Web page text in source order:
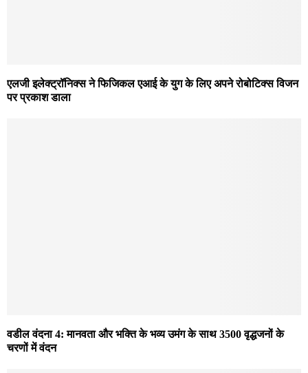
एलजी इलेक्ट्रॉनिक्स ने फिजिकल एआई के युग के लिए अपने रोबोटिक्स विजन
पर प्रकाश डाला
वडील वंदना 4: मानवता और भक्ति के भव्य उमंग के साथ 3500 वृद्धजनों के
चरणों में वंदन